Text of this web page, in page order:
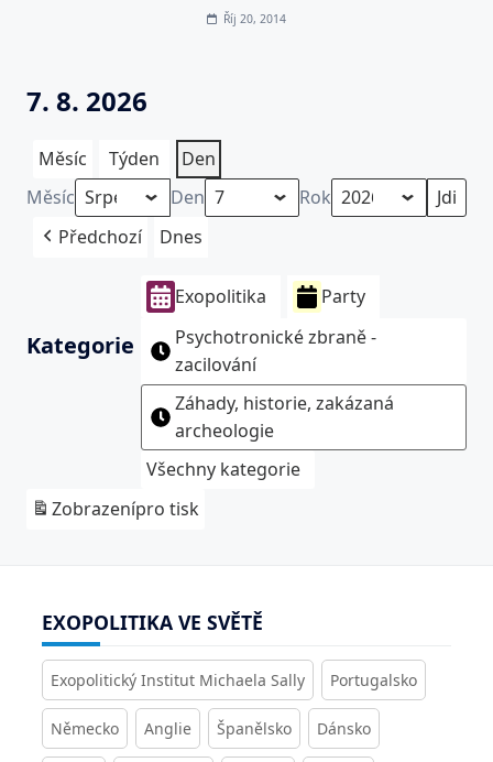
Říj 20, 2014
7. 8. 2026
Měsíc Týden
Den
Měsíc
Den
Rok
Předchozí
Dnes
Kategorie
Exopolitika
Party
Psychotronické zbraně -
zacilování
Záhady, historie, zakázaná
archeologie
Všechny kategorie
Zobrazenípro tisk
EXOPOLITIKA VE SVĚTĚ
Exopolitický Institut Michaela Sally Portugalsko
Německo Anglie Španělsko Dánsko